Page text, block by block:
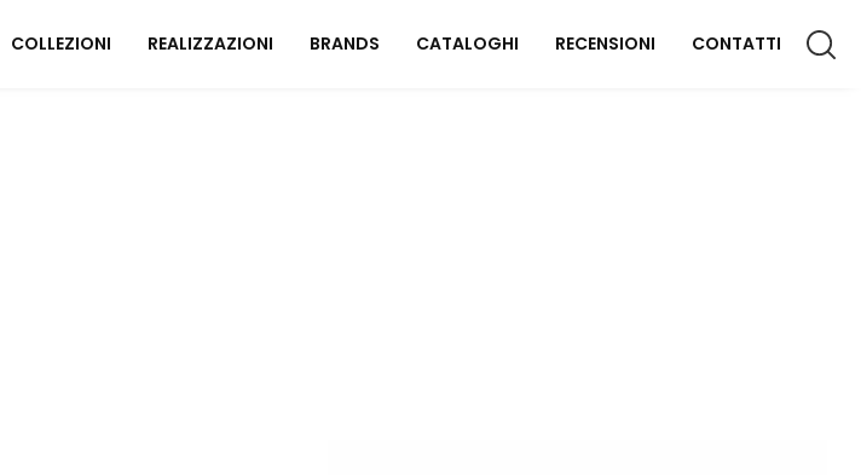
COLLEZIONI REALIZZAZIONI BRANDS CATALOGHI RECENSIONI CONTATTI